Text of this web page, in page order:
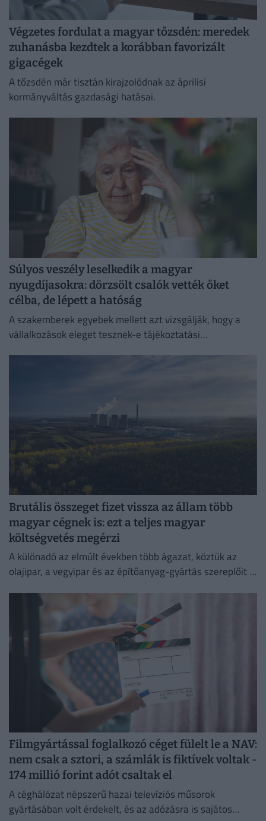
Végzetes fordulat a magyar tőzsdén: meredek
zuhanásba kezdtek a korábban favorizált
gigacégek
A tőzsdén már tisztán kirajzolódnak az áprilisi
kormányváltás gazdasági hatásai.
Súlyos veszély leselkedik a magyar
nyugdíjasokra: dörzsölt csalók vették őket
célba, de lépett a hatóság
A szakemberek egyebek mellett azt vizsgálják, hogy a
vállalkozások eleget tesznek-e tájékoztatási
Brutális összeget fizet vissza az állam több
magyar cégnek is: ezt a teljes magyar
költségvetés megérzi
A különadó az elmúlt években több ágazat, köztük az
olajipar, a vegyipar és az építőanyag-gyártás szereplőit is
Filmgyártással foglalkozó céget fülelt le a NAV:
nem csak a sztori, a számlák is fiktívek voltak -
174 millió forint adót csaltak el
A céghálózat népszerű hazai televíziós műsorok
gyártásában volt érdekelt, és az adózásra is sajátos